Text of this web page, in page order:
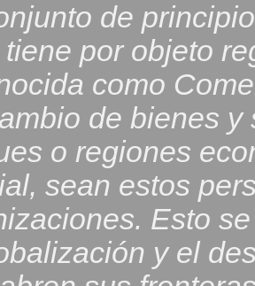
de
por objeto
como
de bienes
o regiones
sean estos
Esto
y el